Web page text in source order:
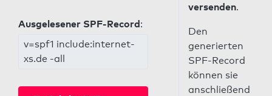
Ausgelesener SPF-Record:
v=spf1 include:internet-
xs.de -all
versenden.
Den
generierten
SPF-Record
können sie
anschließend